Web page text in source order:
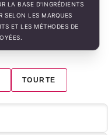
LA BASE D'INGRÉDIENTS
SELON LES MARQUES
ET LES MÉTHODES DE
TOURTE